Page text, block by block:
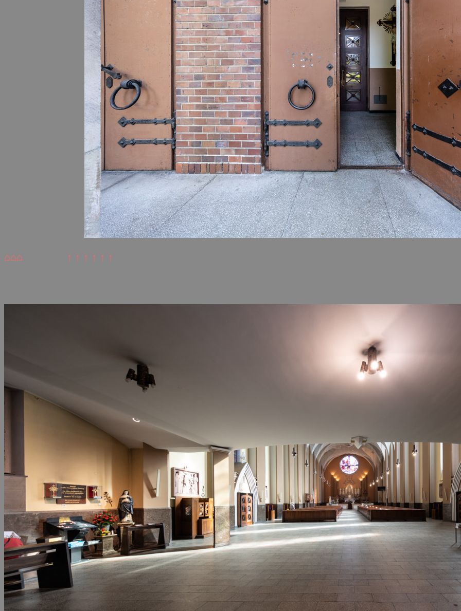
⌂⌂⌂ ↑ ↑ ↑ ↑ ↑ ↑